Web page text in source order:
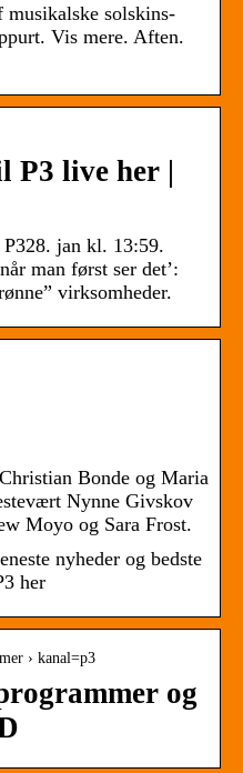
musikalske solskins-
Vis mere. Aften.
P3 live her |
jan kl. 13:59.
man først ser det’:
virksomheder.
Bonde og Maria
Nynne Givskov
Moyo og Sara Frost.
nyheder og bedste
her
› kanal=p3
og